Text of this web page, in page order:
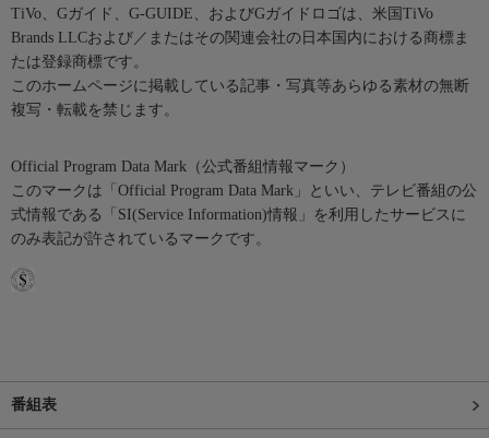
TiVo、Gガイド、G-GUIDE、およびGガイドロゴは、米国TiVo
Brands LLCおよび／またはその関連会社の日本国内における商標ま
たは登録商標です。
このホームページに掲載している記事・写真等あらゆる素材の無断
複写・転載を禁じます。
Official Program Data Mark（公式番組情報マーク）
このマークは「Official Program Data Mark」といい、テレビ番組の公
式情報である「SI(Service Information)情報」を利用したサービスに
のみ表記が許されているマークです。
番組表